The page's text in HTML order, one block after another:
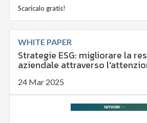
Scaricalo gratis!
WHITE PAPER
Strategie ESG: migliorare la
aziendale attraverso
24 Mar 2025